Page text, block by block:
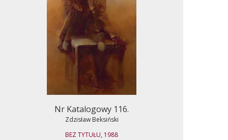
Nr Katalogowy 116.
Zdzisław Beksiński
BEZ TYTUŁU, 1988